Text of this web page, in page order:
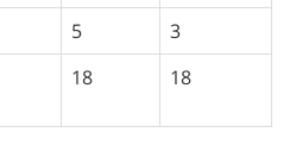
5
3
18 18